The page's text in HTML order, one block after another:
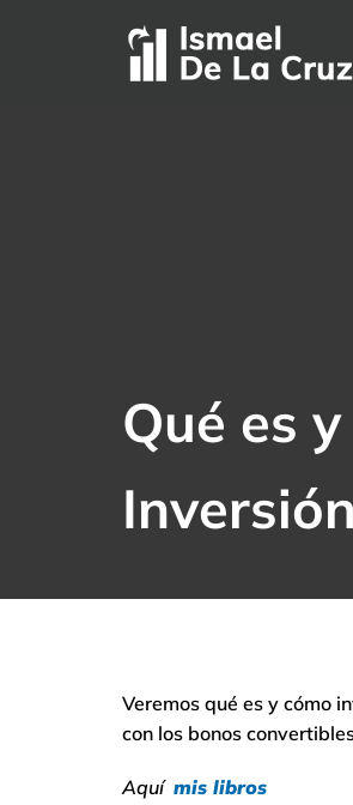
Qué es
Veremos qué es y cómo
con los bonos
Aquí mis libros